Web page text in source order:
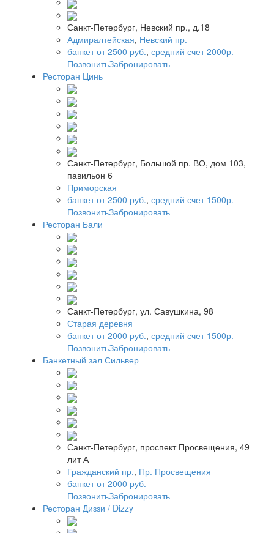
Санкт-Петербург, Невский пр., д.18
Адмиралтейская, Невский пр.
банкет от 2500 руб., средний счет 2000р.
ПозвонитьЗабронировать
Ресторан Цинь
Санкт-Петербург, Большой пр. ВО, дом 103,
павильон 6
Приморская
банкет от 2500 руб., средний счет 1500р.
ПозвонитьЗабронировать
Ресторан Бали
Санкт-Петербург, ул. Савушкина, 98
Старая деревня
банкет от 2000 руб., средний счет 1500р.
ПозвонитьЗабронировать
Банкетный зал Сильвер
Санкт-Петербург, проспект Просвещения, 49
лит А
Гражданский пр., Пр. Просвещения
банкет от 2000 руб.
ПозвонитьЗабронировать
Ресторан Диззи / Dizzy